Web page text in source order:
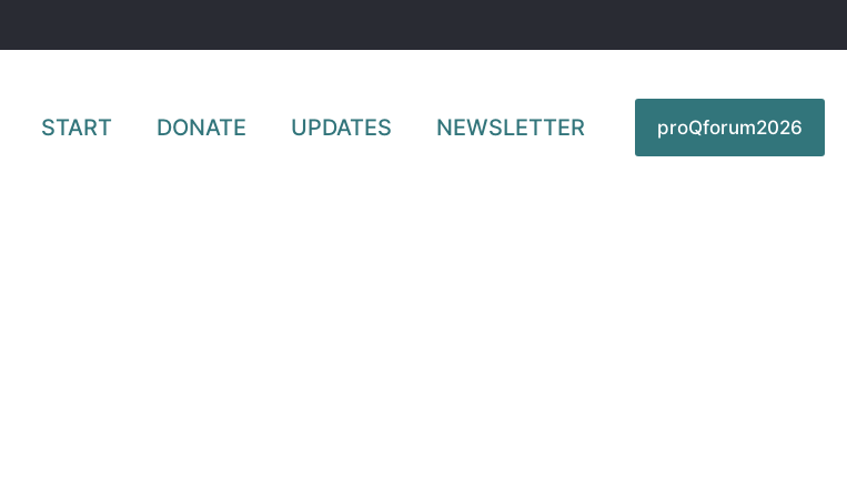
START DONATE UPDATES NEWSLETTER proQforum2026